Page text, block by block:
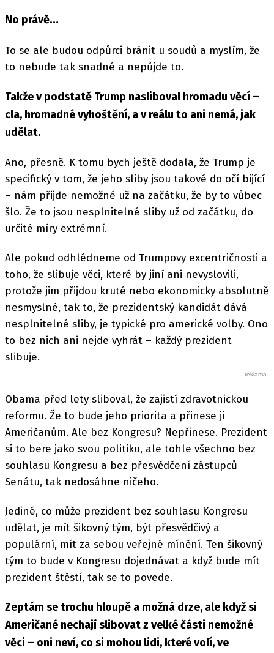
No právě…
To se ale budou odpůrci bránit u soudů a myslím, že
to nebude tak snadné a nepůjde to.
Takže v podstatě Trump nasliboval hromadu věcí –
cla, hromadné vyhoštění, a v reálu to ani nemá, jak
udělat.
Ano, přesně. K tomu bych ještě dodala, že Trump je
specifický v tom, že jeho sliby jsou takové do očí bijící
– nám přijde nemožné už na začátku, že by to vůbec
šlo. Že to jsou nesplnitelné sliby už od začátku, do
určité míry extrémní.
Ale pokud odhlédneme od Trumpovy excentričnosti a
toho, že slibuje věci, které by jiní ani nevyslovili,
protože jim přijdou kruté nebo ekonomicky absolutně
nesmyslné, tak to, že prezidentský kandidát dává
nesplnitelné sliby, je typické pro americké volby. Ono
to bez nich ani nejde vyhrát – každý prezident
slibuje.
Obama před lety sliboval, že zajistí zdravotnickou
reformu. Že to bude jeho priorita a přinese ji
Američanům. Ale bez Kongresu? Nepřinese. Prezident
si to bere jako svou politiku, ale tohle všechno bez
souhlasu Kongresu a bez přesvědčení zástupců
Senátu, tak nedosáhne ničeho.
Jediné, co může prezident bez souhlasu Kongresu
udělat, je mít šikovný tým, být přesvědčivý a
populární, mít za sebou veřejné mínění. Ten šikovný
tým to bude v Kongresu dojednávat a když bude mít
prezident štěstí, tak se to povede.
Zeptám se trochu hloupě a možná drze, ale když si
Američané nechají slibovat z velké části nemožné
věci – oni neví, co si mohou lidi, které volí, ve